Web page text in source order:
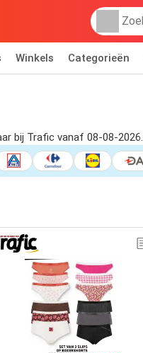
Winkels Categorieën
bij Trafic vanaf 08-08-2026.